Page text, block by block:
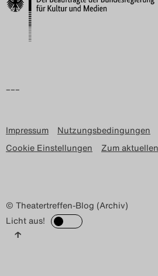
–––
Impressum Nutzungsbedingungen
Cookie Einstellungen
Zum
© Theatertreffen-Blog (Archiv)
Licht aus!
↑